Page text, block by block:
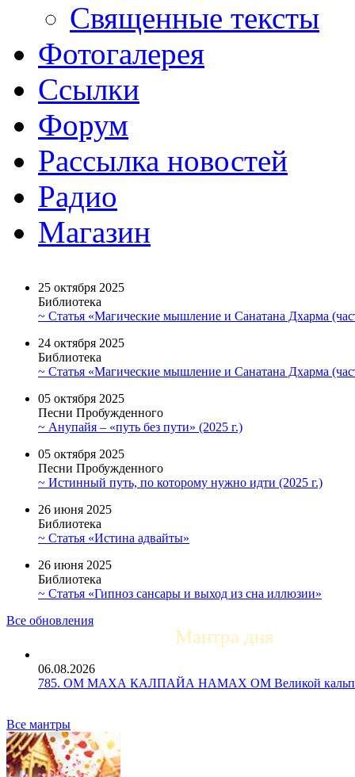
Священные тексты
Фотогалерея
Ссылки
Форум
Рассылка новостей
Радио
Магазин
25 октября 2025
Библиотека
~ Статья «Магические мышление и Санатана Дхарма
24 октября 2025
Библиотека
~ Статья «Магические мышление и Санатана Дхарма
05 октября 2025
Песни Пробужденного
~ Анупайя – «путь без пути» (2025 г.)
05 октября 2025
Песни Пробужденного
~ Истинный путь, по которому нужно идти (2025 г.)
26 июня 2025
Библиотека
~ Статья «Истина адвайты»
26 июня 2025
Библиотека
~ Статья «Гипноз сансары и выход из сна иллюзии»
Все обновления
Мантра дня
06.08.2026
785. ОМ МАХА КАЛПАЙА НАМАХ ОМ Великой кальпе
Все мантры